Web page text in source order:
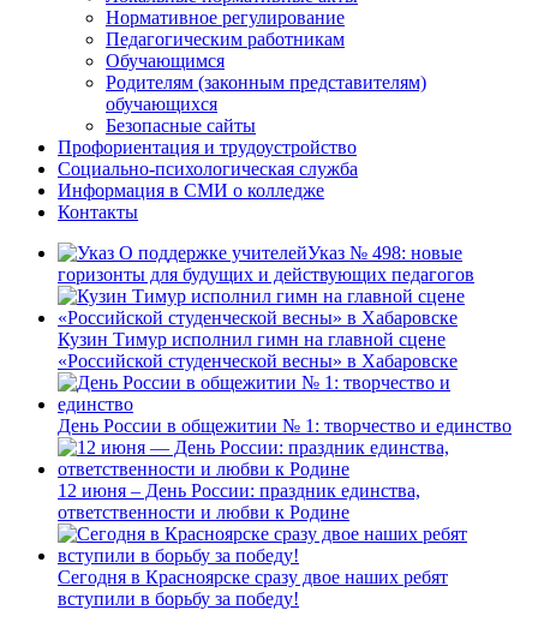
Нормативное регулирование
Педагогическим работникам
Обучающимся
Родителям (законным представителям)
обучающихся
Безопасные сайты
Профориентация и трудоустройство
Социально-психологическая служба
Информация в СМИ о колледже
Контакты
Указ № 498: новые
горизонты для будущих и действующих педагогов
Кузин Тимур исполнил гимн на главной сцене
«Российской студенческой весны» в Хабаровске
День России в общежитии № 1: творчество и единство
12 июня – День России: праздник единства,
ответственности и любви к Родине
Сегодня в Красноярске сразу двое наших ребят
вступили в борьбу за победу!